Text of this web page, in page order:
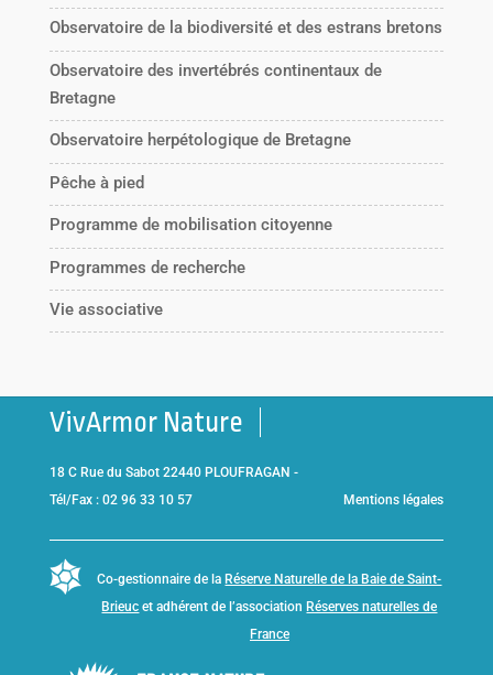
Observatoire de la biodiversité et des estrans bretons
Observatoire des invertébrés continentaux de
Bretagne
Observatoire herpétologique de Bretagne
Pêche à pied
Programme de mobilisation citoyenne
Programmes de recherche
Vie associative
VivArmor Nature
18 C Rue du Sabot 22440 PLOUFRAGAN -
Tél/Fax : 02 96 33 10 57
Mentions légales
Co-gestionnaire de la Réserve Naturelle de la Baie de Saint-
Brieuc et adhérent de l’association Réserves naturelles de
France